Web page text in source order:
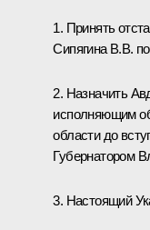
1. Принять
Сипягина В.В.
2. Назначить
исполняющим
области до
Губернатором
3. Настоящий